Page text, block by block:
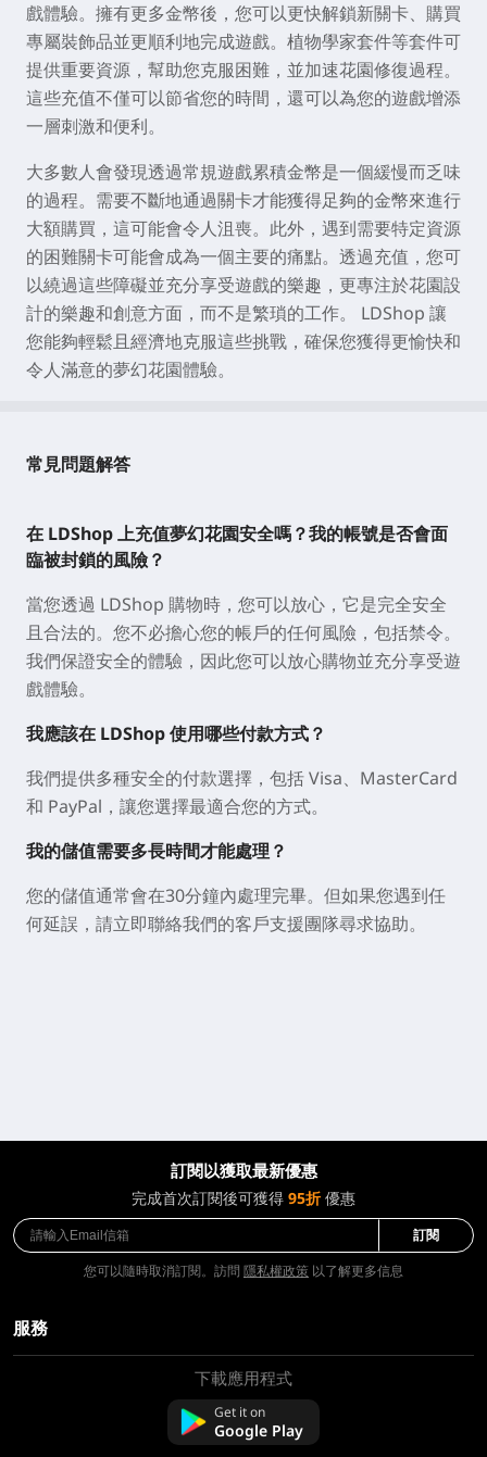
戲體驗。擁有更多金幣後，您可以更快解鎖新關卡、購買
專屬裝飾品並更順利地完成遊戲。植物學家套件等套件可
提供重要資源，幫助您克服困難，並加速花園修復過程。
這些充值不僅可以節省您的時間，還可以為您的遊戲增添
一層刺激和便利。
大多數人會發現透過常規遊戲累積金幣是一個緩慢而乏味
的過程。需要不斷地通過關卡才能獲得足夠的金幣來進行
大額購買，這可能會令人沮喪。此外，遇到需要特定資源
的困難關卡可能會成為一個主要的痛點。透過充值，您可
以繞過這些障礙並充分享受遊戲的樂趣，更專注於花園設
計的樂趣和創意方面，而不是繁瑣的工作。 LDShop 讓
您能夠輕鬆且經濟地克服這些挑戰，確保您獲得更愉快和
令人滿意的夢幻花園體驗。
常見問題解答
在 LDShop 上充值夢幻花園安全嗎？我的帳號是否會面
臨被封鎖的風險？
當您透過 LDShop 購物時，您可以放心，它是完全安全
且合法的。您不必擔心您的帳戶的任何風險，包括禁令。
我們保證安全的體驗，因此您可以放心購物並充分享受遊
戲體驗。
我應該在 LDShop 使用哪些付款方式？
我們提供多種安全的付款選擇，包括 Visa、MasterCard
和 PayPal，讓您選擇最適合您的方式。
我的儲值需要多長時間才能處理？
您的儲值通常會在30分鐘內處理完畢。但如果您遇到任
何延誤，請立即聯絡我們的客戶支援團隊尋求協助。
訂閱以獲取最新優惠
完成首次訂閱後可獲得 95折優惠
訂閱
您可以隨時取消訂閱。訪問 隱私權政策 以了解更多信息
服務
下載應用程式
Get it on
Google Play